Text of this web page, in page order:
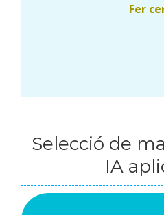
Fer
Selecció de
IA